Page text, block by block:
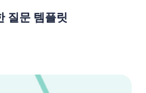
질문 템플릿